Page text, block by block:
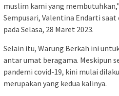
muslim kami yang
Sempusari, Valentina Endarti
pada Selasa, 28 Maret 2023.
Selain itu, Warung Berkah ini
antar umat beragama. Meskipun
pandemi covid-19, kini mulai
merupakan yang kedua kalinya.